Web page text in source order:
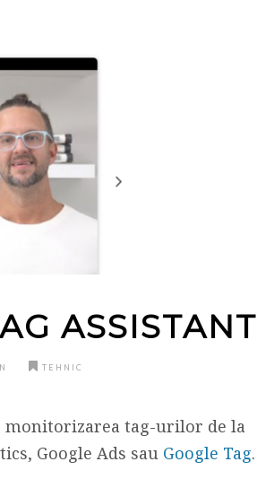
ASSISTANT
TEHNIC
monitorizarea tag-urilor de la
Google Ads sau Google Tag.